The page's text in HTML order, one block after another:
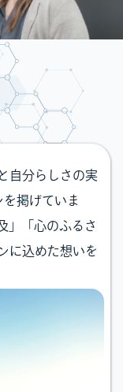
自分らしさの実
掲げていま
」「心のふるさ
に込めた想いを